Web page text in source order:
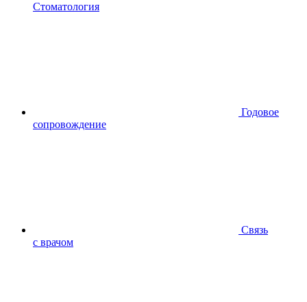
Стоматология
Годовое
сопровождение
Связь
с врачом